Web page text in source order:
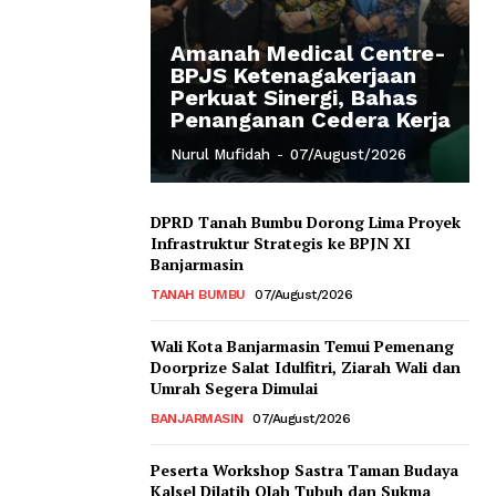
Amanah Medical Centre-
BPJS Ketenagakerjaan
Perkuat Sinergi, Bahas
Penanganan Cedera Kerja
Nurul Mufidah - 07/August/2026
DPRD Tanah Bumbu Dorong Lima Proyek
Infrastruktur Strategis ke BPJN XI
Banjarmasin
TANAH BUMBU 07/August/2026
Wali Kota Banjarmasin Temui Pemenang
Doorprize Salat Idulfitri, Ziarah Wali dan
Umrah Segera Dimulai
BANJARMASIN 07/August/2026
Peserta Workshop Sastra Taman Budaya
Kalsel Dilatih Olah Tubuh dan Sukma